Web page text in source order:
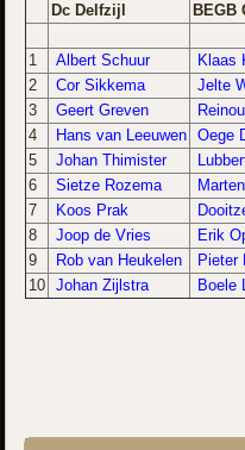
Dc Delfzijl BEGB
1 Albert Schuur Klaas
2
Cor Sikkema Jelte
3
Geert Greven
4
Hans van Leeuwen Oege
5
Johan Thimister
6
Sietze Rozema
7
Koos Prak
8
Joop de Vries Erik
9
Rob van Heukelen Pieter
10
Johan Zijlstra Boele